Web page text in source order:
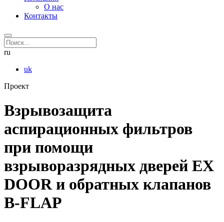
О нас
Контакты
ru
uk
Проект
Взрывозащита
аспирационных фильтров
при помощи
взрыворазрядных дверей EX
DOOR и обратных клапанов
B-FLAP